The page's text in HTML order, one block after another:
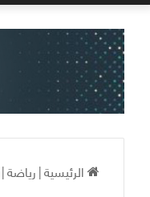
الرئيسية|رياضة|